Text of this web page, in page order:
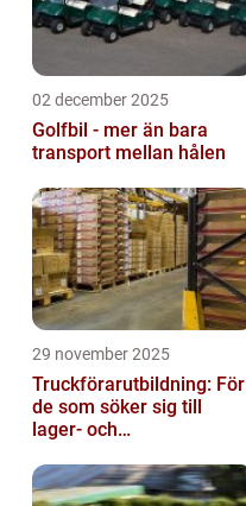
02 december 2025
Golfbil - mer än bara
transport mellan hålen
29 november 2025
Truckförarutbildning: För
de som söker sig till
lager- och